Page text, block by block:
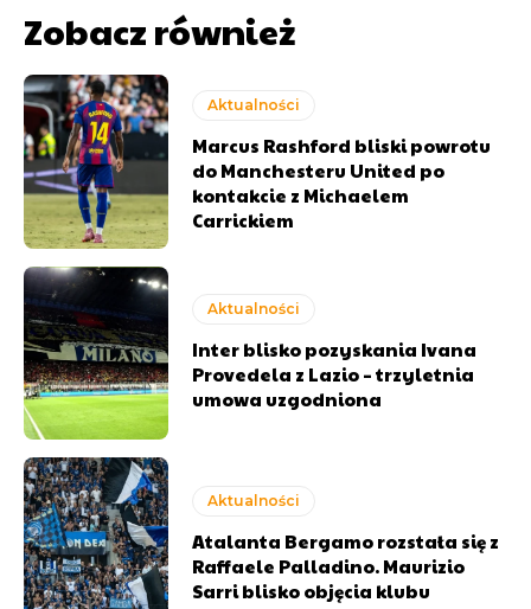
Zobacz również
Aktualności
Marcus Rashford bliski powrotu
do Manchesteru United po
kontakcie z Michaelem
Carrickiem
Aktualności
Inter blisko pozyskania Ivana
Provedela z Lazio – trzyletnia
umowa uzgodniona
Aktualności
Atalanta Bergamo rozstała się z
Raffaele Palladino. Maurizio
Sarri blisko objęcia klubu